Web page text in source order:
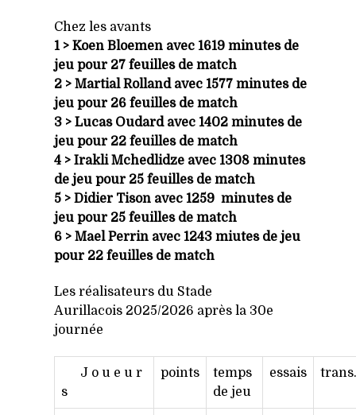
Chez les avants
1 > Koen Bloemen avec 1619 minutes de
jeu pour 27 feuilles de match
2 > Martial Rolland avec 1577 minutes de
jeu pour 26 feuilles de match
3 > Lucas Oudardavec 1402 minutes de
jeu pour 22 feuilles de match
4 > Irakli Mchedlidze avec 1308 minutes
de jeu pour 25 feuilles de match
5 > Didier Tison avec 1259 minutes de
jeu pour 25 feuilles de match
6 > Mael Perrin avec 1243 miutes de jeu
pour 22 feuilles de match
Les réalisateurs du Stade
Aurillacois 2025/2026 après la 30e
journée
J o u e u r
s
points
temps
de jeu
essais trans.